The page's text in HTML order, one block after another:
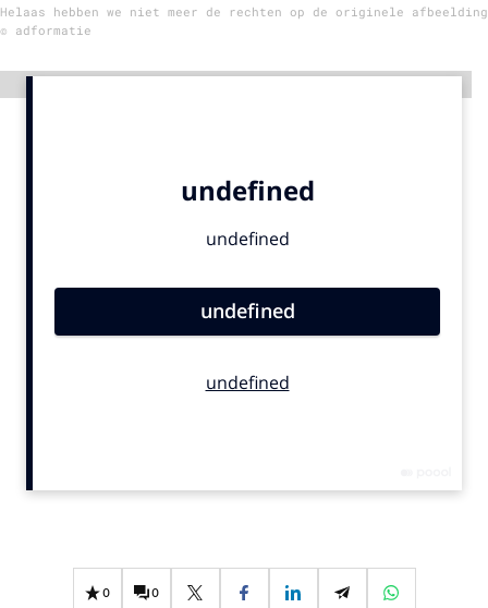
Events
Carriere
Design
Diversiteit
Effectiviteit
Helaas hebben we niet meer de rechten op de originele afbeelding
© adformatie
0 0